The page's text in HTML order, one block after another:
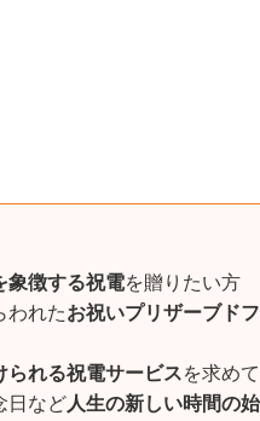
象徴する祝電を贈りたい方
われたお祝いプリザーブド
られる祝電サービスを求め
日など人生の新しい時間の